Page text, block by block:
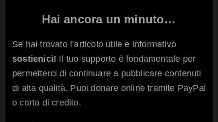
Hai ancora un minuto…
Se hai trovato l’articolo utile e informativo
sostienici! Il tuo supporto è fondamentale per
permetterci di continuare a pubblicare contenuti
di alta qualità. Puoi donare online tramite PayPal
o carta di credito.